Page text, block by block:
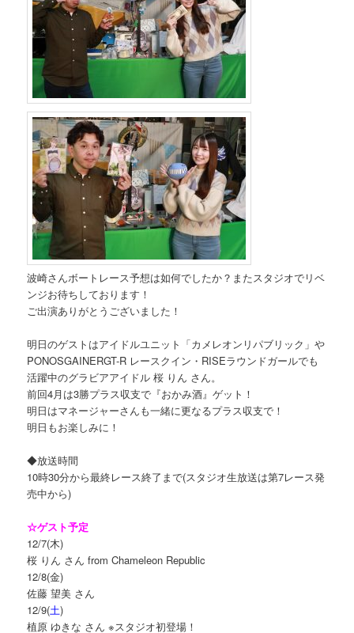
波崎さんボートレース予想は如何でしたか？またスタジオでリベ
ンジお待ちしております！
ご出演ありがとうございました！
明日のゲストはアイドルユニット「カメレオンリパブリック」や
PONOSGAINERGT-R レースクイン・RISEラウンドガールでも
活躍中のグラビアアイドル 桜 りん さん。
前回4月は3勝プラス収支で『おかみ酒』ゲット！
明日はマネージャーさんも一緒に更なるプラス収支で！
明日もお楽しみに！
◆放送時間
10時30分から最終レース終了まで(スタジオ生放送は第7レース発
売中から)
☆ゲスト予定
12/7(木)
桜 りん さん from Chameleon Republic
12/8(金)
佐藤 望美 さん
12/9(土)
植原 ゆきな さん ※スタジオ初登場！